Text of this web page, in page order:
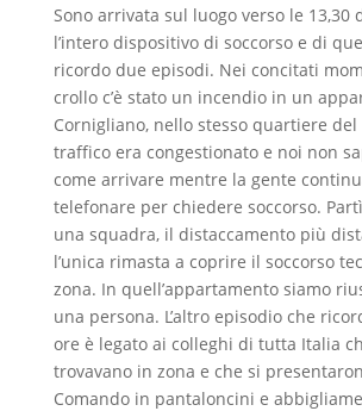
Sono arrivata sul luogo verso le 13,30
l’intero dispositivo di soccorso e di
ricordo due episodi. Nei concitati
crollo c’è stato un incendio in un
Cornigliano, nello stesso quartiere
traffico era congestionato e noi non
come arrivare mentre la gente
telefonare per chiedere soccorso.
una squadra, il distaccamento più
l’unica rimasta a coprire il soccorso
zona. In quell’appartamento siamo
una persona. L’altro episodio che
ore è legato ai colleghi di tutta Italia
trovavano in zona e che si
Comando in pantaloncini e